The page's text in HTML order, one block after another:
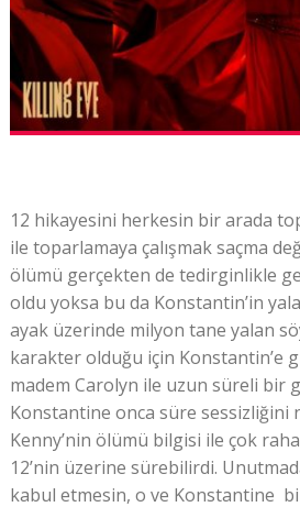
12 hikayesini herkesin bir arada
ile toparlamaya çalışmak saçma
ölümü gerçekten de tedirginlikle
oldu yoksa bu da Konstantin’in
ayak üzerinde milyon tane yalan
karakter olduğu için Konstantin’e
madem Carolyn ile uzun süreli bir
Konstantine onca süre sessizliğini
Kenny’nin ölümü bilgisi ile çok
12’nin üzerine sürebilirdi.
kabul etmesin, o ve Konstantine